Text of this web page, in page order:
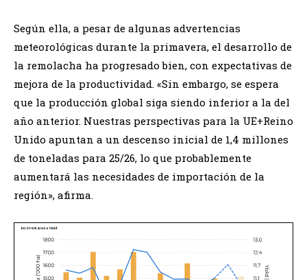
Según ella, a pesar de algunas advertencias
meteorológicas durante la primavera, el desarrollo de
la remolacha ha progresado bien, con expectativas de
mejora de la productividad. «Sin embargo, se espera
que la producción global siga siendo inferior a la del
año anterior. Nuestras perspectivas para la UE+Reino
Unido apuntan a un descenso inicial de 1,4 millones
de toneladas para 25/26, lo que probablemente
aumentará las necesidades de importación de la
región», afirma.